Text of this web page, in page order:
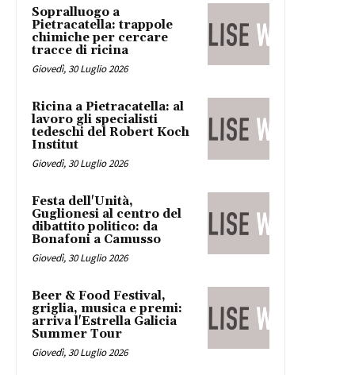
Sopralluogo a
Pietracatella: trappole
chimiche per cercare
tracce di ricina
Giovedì, 30 Luglio 2026
Ricina a Pietracatella: al
lavoro gli specialisti
tedeschi del Robert Koch
Institut
Giovedì, 30 Luglio 2026
Festa dell'Unità,
Guglionesi al centro del
dibattito politico: da
Bonafoni a Camusso
Giovedì, 30 Luglio 2026
Beer & Food Festival,
griglia, musica e premi:
arriva l'Estrella Galicia
Summer Tour
Giovedì, 30 Luglio 2026